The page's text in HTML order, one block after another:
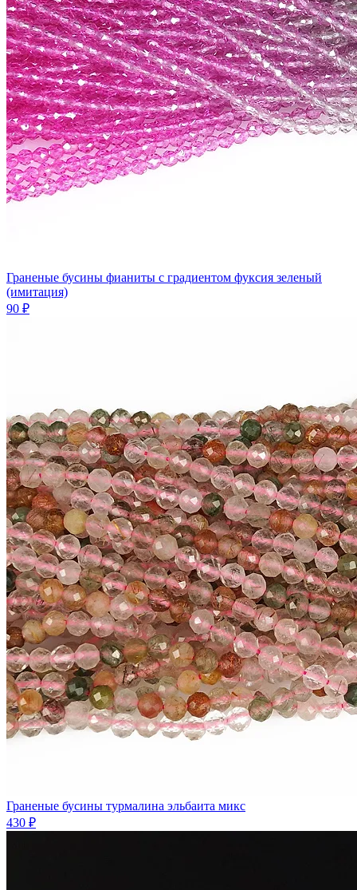
Граненые бусины фианиты с градиентом фуксия зеленый
(имитация)
90 ₽
Граненые бусины турмалина эльбаита микс
430 ₽